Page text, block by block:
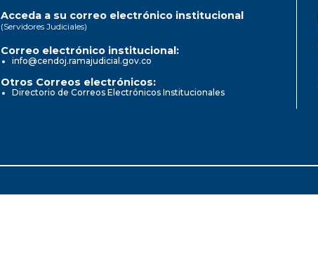
Acceda a su correo electrónico institucional
(Servidores Judiciales)
Correo electrónico institucional:
info@cendoj.ramajudicial.gov.co
Otros Correos electrónicos:
Directorio de Correos Electrónicos Institucionales